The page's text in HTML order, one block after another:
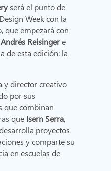
será el punto de
Week con la
que empezará con
Andrés Reisingere
de esta edición: la
y director creativo
por sus
que combinan
que Isern Serra,
proyectos
y comparte su
en escuelas de